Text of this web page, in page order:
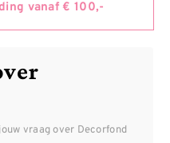
vanaf € 100,-
vraag over Decorfond